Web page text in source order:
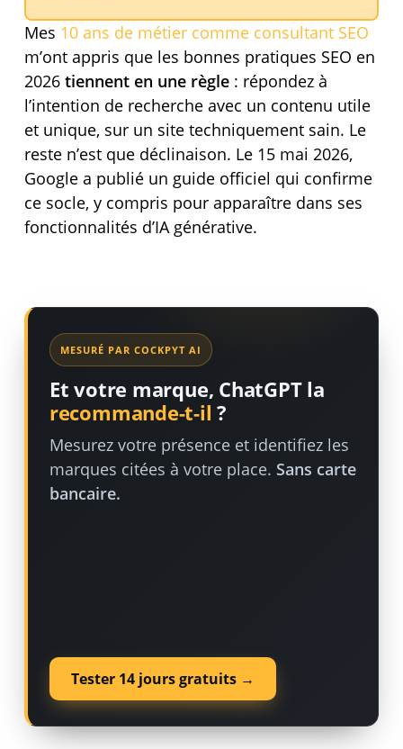
Mes 10 ans de métier comme consultant SEO
m’ont appris que les bonnes pratiques SEO en
2026 tiennent en une règle: répondez à
l’intention de recherche avec un contenu utile
et unique, sur un site techniquement sain. Le
reste n’est que déclinaison. Le 15 mai 2026,
Google a publié un guide officiel qui confirme
ce socle, y compris pour apparaître dans ses
fonctionnalités d’IA générative.
MESURÉ PAR COCKPYT AI
Et votre marque, ChatGPT la
recommande-t-il ?
Mesurez votre présence et identifiez les
marques citées à votre place. Sans carte
bancaire.
Tester 14 jours gratuits →